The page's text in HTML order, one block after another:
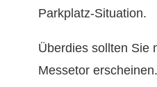
Parkplatz-Situation.
Überdies sollten Sie
Messetor